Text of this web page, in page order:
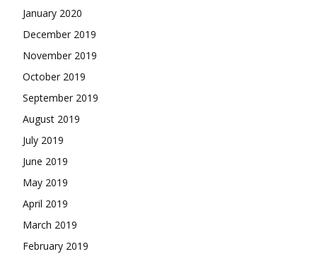
January 2020
December 2019
November 2019
October 2019
September 2019
August 2019
July 2019
June 2019
May 2019
April 2019
March 2019
February 2019